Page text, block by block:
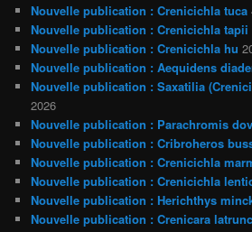
Nouvelle publication : Crenicichla tuca
Nouvelle publication : Crenicichla tapii
Nouvelle publication : Crenicichla hu
Nouvelle publication : Aequidens
Nouvelle publication : Saxatilia
2026
Nouvelle publication : Parachromis
Nouvelle publication : Cribroheros
Nouvelle publication : Crenicichla
Nouvelle publication : Crenicichla
Nouvelle publication : Herichthys
Nouvelle publication : Crenicara